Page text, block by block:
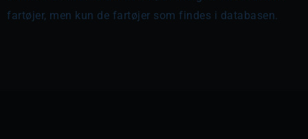
fartøjer, men kun de fartøjer som findes i databasen.